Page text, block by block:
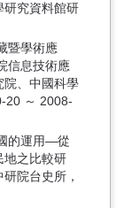
研究資料館研
暨學術應
信息技術應
院、中國科學
20 ～ 2008-
的運用—從
地之比較研
院台史所，